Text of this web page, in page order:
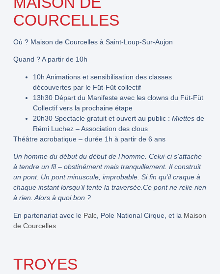
COURCELLES
Où ?Maison de Courcelles à Saint-Loup-Sur-Aujon
Quand ?A partir de 10h
10h Animations et sensibilisation des classes
découvertes par le Füt-Füt collectif
13h30Départ du Manifeste avec les clowns du Füt-Füt
Collectif vers la prochaine étape
20h30Spectacle gratuit et ouvert au public : Miettesde
Rémi Luchez – Association des clous
Théâtre acrobatique – durée 1h à partir de 6 ans
Un homme du début du début de l’homme. Celui-ci s’attache
à tendre un fil – obstinément mais tranquillement. Il construit
un pont. Un pont minuscule, improbable. Si fin qu’il craque à
chaque instant lorsqu’il tente la traversée.Ce pont ne relie rien
à rien. Alors à quoi bon ?
En partenariat avec lePalc, Pole National Cirque, et la Maison
de Courcelles
TROYES